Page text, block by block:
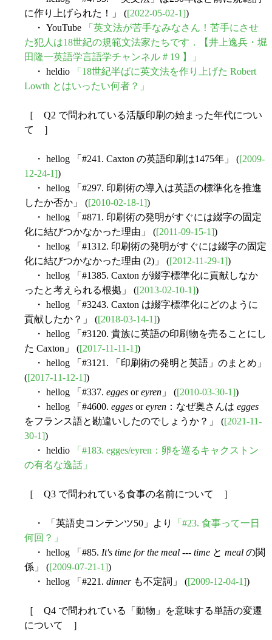
に作り上げられた！」 ([2022-05-02-1])
・ YouTube
「英文法が苦手なみなさん！苦手にさせ
た犯人は18世紀の規範文法家たちです．【井上逸兵・堀
田隆一英語学言語学チャンネル # 19 】」
・ heldio
「18世紀半ばに英文法を作り上げた Robert
Lowth とはいったい何者？」
［ Q2 で問われている活版印刷の始まった年代につい
て ］
・ hellog 「#241. Caxton の英語印刷は1475年」 ([2009-
12-24-1])
・ hellog 「#297. 印刷術の導入は英語の標準化を推進
したか否か」 ([2010-02-18-1])
・ hellog 「#871. 印刷術の発明がすぐには綴字の固定
化に結びつかなかった理由」 ([2011-09-15-1])
・ hellog 「#1312. 印刷術の発明がすぐには綴字の固定
化に結びつかなかった理由 (2)」 ([2012-11-29-1])
・ hellog 「#1385. Caxton が綴字標準化に貢献しなか
ったと考えられる根拠」 ([2013-02-10-1])
・ hellog 「#3243. Caxton は綴字標準化にどのように
貢献したか？」 ([2018-03-14-1])
・ hellog 「#3120. 貴族に英語の印刷物を売ることにし
た Caxton」 ([2017-11-11-1])
・ hellog 「#3121. 「印刷術の発明と英語」のまとめ」
([2017-11-12-1])
・ hellog 「#337. egges oreyren 」 ([2010-03-30-1])
・ hellog 「#4600. egges oreyren ：なぜ奥さんは egges
をフランス語と勘違いしたのでしょうか？」 ([2021-11-
30-1])
・ heldio
「#183. egges/eyren：卵を巡るキャクストン
の有名な逸話」
［ Q3 で問われている食事の名前について ］
・ 「英語史コンテンツ50」より
「#23. 食事って一日
何回？」
・ hellog 「#85. It's time for the meal --- time と meal の関
係」 ([2009-07-21-1])
・ hellog 「#221. dinnerも不定詞」 ([2009-12-04-1])
［ Q4 で問われている「動物」を意味する単語の変遷
について ］